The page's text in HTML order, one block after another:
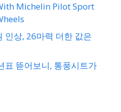
Michelin Pilot Sport
인상, 26마력 더한 값은
표 뜯어보니, 통풍시트가